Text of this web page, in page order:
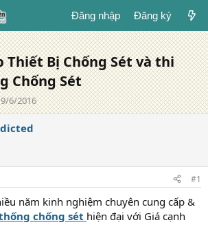
Đăng nhập Đăng ký
Thiết Bị Chống Sét và thi
Chống Sét
N
g
à
g
9/6/2016
#1
năm kinh nghiệm chuyên cung cấp &
chống sét hiện đại với Giá cạnh